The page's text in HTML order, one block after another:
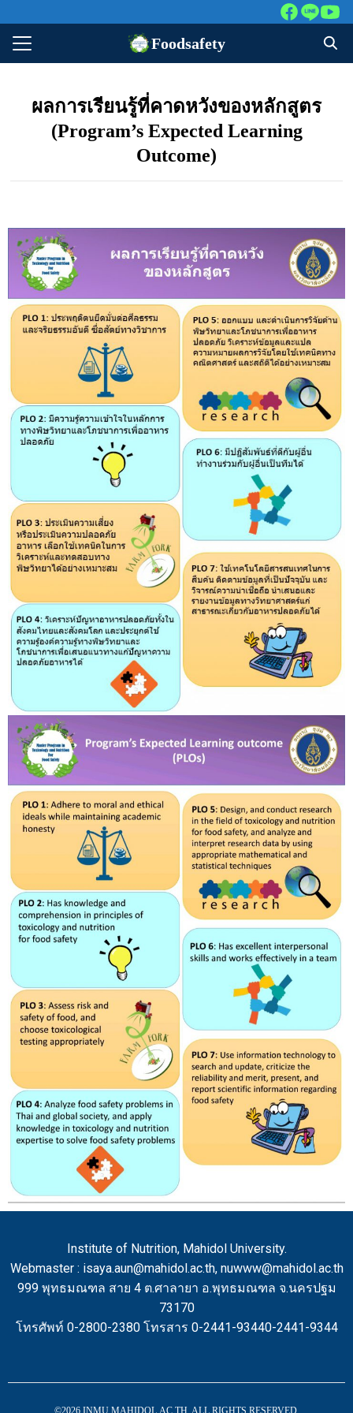
Foodsafety
กษาปัจจุบัน
ก่า
เรา
ผลการเรียนรู้ที่คาดหวังของหลักสูตร
(Program’s Expected Learning
Outcome)
Institute of Nutrition, Mahidol University.
Webmaster : isaya.aun@mahidol.ac.th, nuwww@mahidol.ac.th
999 พุทธมณฑล สาย 4 ต.ศาลายา อ.พุทธมณฑล จ.นครปฐม
73170
โทรศัพท์ 0-2800-2380 โทรสาร 0-2441-93440-2441-9344
©2026 INMU.MAHIDOL.AC.TH. ALL RIGHTS RESERVED.